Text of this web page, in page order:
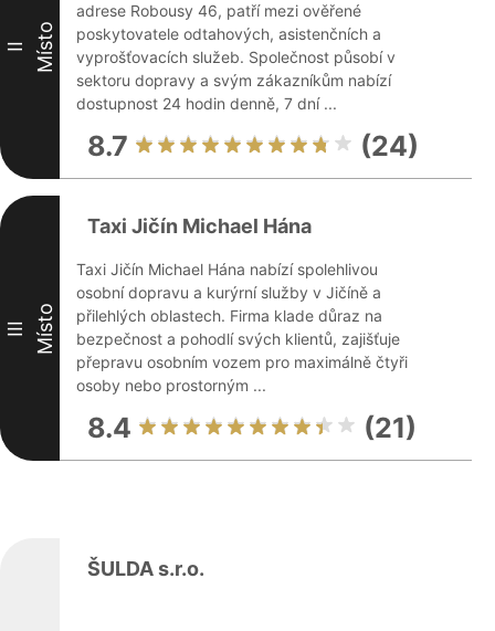
II Místo
adrese Robousy 46, patří mezi ověřené
poskytovatele odtahových, asistenčních a
vyprošťovacích služeb. Společnost působí v
sektoru dopravy a svým zákazníkům nabízí
dostupnost 24 hodin denně, 7 dní ...
8.7 (24)
III Místo
Taxi Jičín Michael Hána
Taxi Jičín Michael Hána nabízí spolehlivou
osobní dopravu a kurýrní služby v Jičíně a
přilehlých oblastech. Firma klade důraz na
bezpečnost a pohodlí svých klientů, zajišťuje
přepravu osobním vozem pro maximálně čtyři
osoby nebo prostorným ...
8.4 (21)
ŠULDA s.r.o.